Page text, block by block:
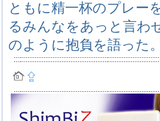
ともに精一杯のプレー
るみんなをあっと言わ
のように抱負を語った